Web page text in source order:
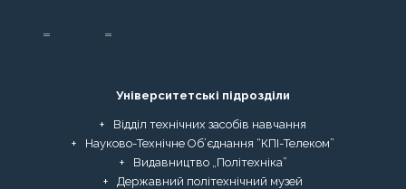
Університетські підрозділи
Відділ технічних засобів навчання
Науково-Технічне Об’єднання “КПІ-Телеком”
Видавництво „Політехніка”
Державний політехнічний музей